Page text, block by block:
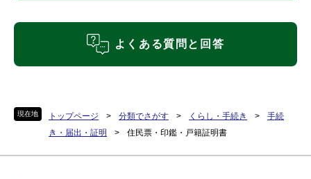
現在地 トップページ > 分類でさがす > くらし・手続き >
手続
き・届出・証明
> 住民票・印鑑・戸籍証明書
よくある質問と回答